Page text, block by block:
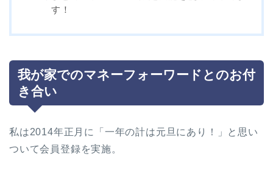
す！
我が家でのマネーフォーワードとのお付
き合い
私は2014年正月に「一年の計は元旦にあり！」と思い
ついて会員登録を実施。